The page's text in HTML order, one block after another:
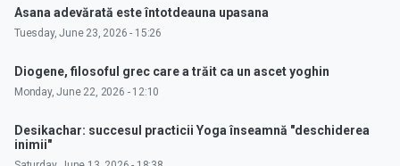
Asana adevărată este întotdeauna upasana
Tuesday, June 23, 2026 - 15:26
Diogene, filosoful grec care a trăit ca un ascet yoghin
Monday, June 22, 2026 - 12:10
Desikachar: succesul practicii Yoga înseamnă "deschiderea
inimii"